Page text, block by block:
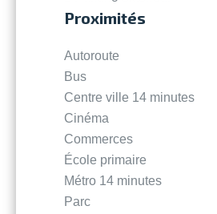
Proximités
Autoroute
Bus
Centre ville 14 minutes
Cinéma
Commerces
École primaire
Métro 14 minutes
Parc